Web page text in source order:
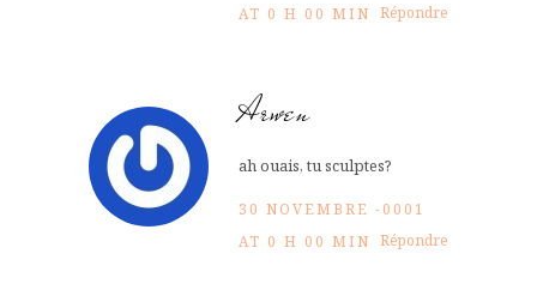
AT 0 H 00 MIN Répondre
Arwen
ah ouais, tu sculptes?
30 NOVEMBRE -0001
AT 0 H 00 MIN Répondre